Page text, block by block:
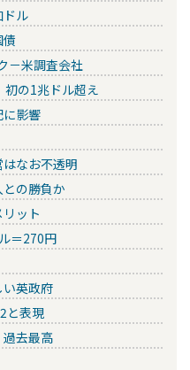
ル
－米調査会社
の1兆ドル超え
影響
なお不透明
の勝負か
ット
＝270円
英政府
と表現
去最高